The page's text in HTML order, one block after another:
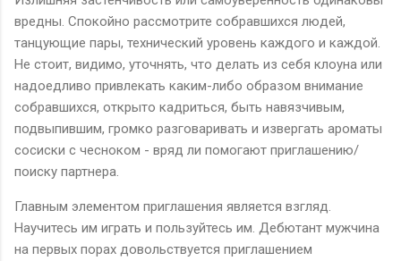
вредны. Спокойно рассмотрите собравшихся людей,
танцующие пары, технический уровень каждого и каждой.
Не стоит, видимо, уточнять, что делать из себя клоуна или
надоедливо привлекать каким-либо образом внимание
собравшихся, открыто кадриться, быть навязчивым,
подвыпившим, громко разговаривать и извергать ароматы
сосиски с чесноком - вряд ли помогают приглашению/
поиску партнера.
Главным элементом приглашения является взгляд.
Научитесь им играть и пользуйтесь им. Дебютант мужчина
на первых порах довольствуется приглашением